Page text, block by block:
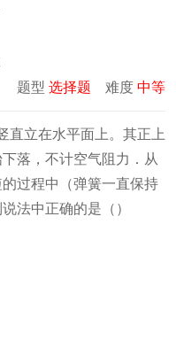
题型 选择题 难度 中等
直立在水平面上。其正上
落，不计空气阻力．从
过程中（弹簧一直保持
法中正确的是（）